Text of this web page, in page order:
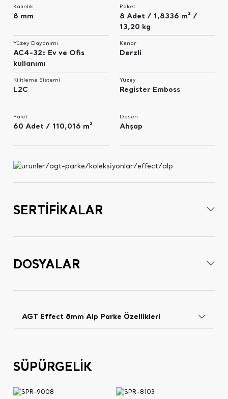
Kalınlık
8 mm
Yüzey Dayanımı
AC4-32: Ev ve Ofis
kullanımı
Kilitleme Sistemi
L2C
Palet
60 Adet / 110,016 m²
Paket
8 Adet / 1,8336 m² /
13,20 kg
Kenar
Derzli
Yüzey
Register Emboss
Desen
Ahşap
SERTİFİKALAR
DOSYALAR
AGT Effect 8mm Alp Parke Özellikleri
SÜPÜRGELİK